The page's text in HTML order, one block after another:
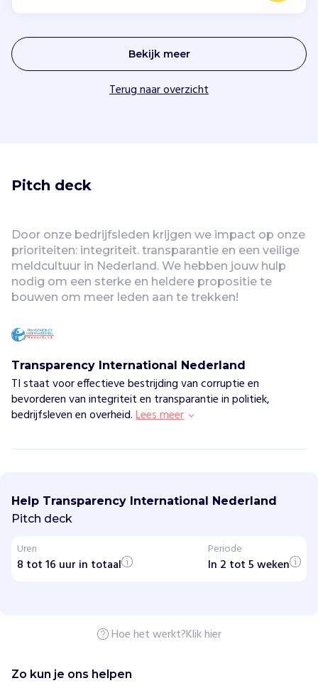
Bekijk meer
Terug naar overzicht
Pitch deck
Door onze bedrijfsleden krijgen we impact op onze
prioriteiten: integriteit. transparantie en een veilige
meldcultuur in Nederland. We hebben jouw hulp
nodig om een sterke en heldere propositie te
bouwen om meer leden aan te trekken!
Transparency International Nederland
TI staat voor effectieve bestrijding van corruptie en
bevorderen van integriteit en transparantie in politiek,
bedrijfsleven en overheid.Lees meer
n
s
p
r
e
n
Help Transparency International Nederland
Pitch deck
Uren
8 tot 16 uur in totaal
Periode
In 2 tot 5 weken
Hoe het werkt?Klik hier
Zo kun je ons helpen